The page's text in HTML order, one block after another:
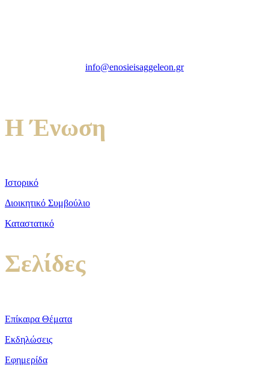
info@enosieisaggeleon.gr
Η Ένωση
Ιστορικό
Διοικητικό Συμβούλιο
Καταστατικό
Σελίδες
Επίκαιρα Θέματα
Εκδηλώσεις
Εφημερίδα